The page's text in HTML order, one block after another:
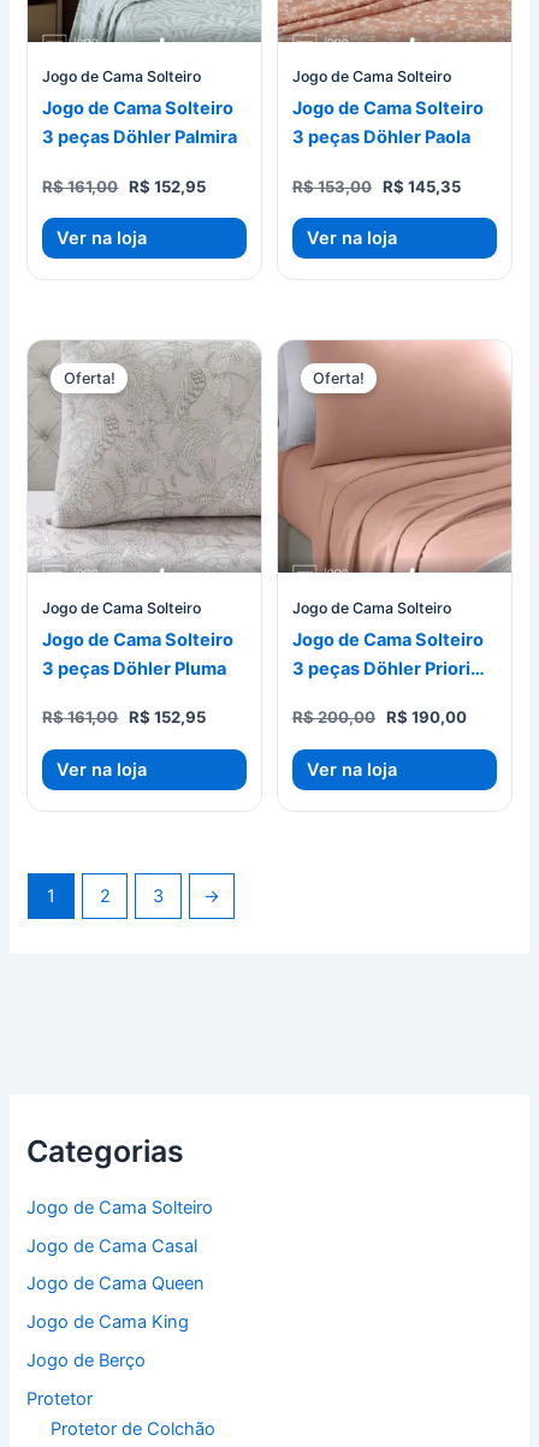
Jogo de Cama Solteiro
Jogo de Cama Solteiro
3 peças Döhler Palmira
R$161,00 O
era:
R$ 152,95O
atual
R$ 152,95.
Ver na loja
Jogo de Cama Solteiro
Jogo de Cama Solteiro
3 peças Döhler Paola
R$153,00 O
era:
R$ 145,35O
atual
R$
Ver na loja
Oferta!
Jogo de Cama Solteiro
Jogo de Cama Solteiro
3 peças Döhler Pluma
R$161,00 O
era:
R$ 152,95O
atual
R$ 152,95.
Ver na loja
Oferta!
Jogo de Cama Solteiro
Jogo de Cama Solteiro
3 peças Döhler Priori
R$200,00 O
era:
R$ 190,00O
atual
R$
Ver na loja
1 2 3 →
Categorias
Jogo de Cama Solteiro
Jogo de Cama Casal
Jogo de Cama Queen
Jogo de Cama King
Jogo de Berço
Protetor
Protetor de Colchão